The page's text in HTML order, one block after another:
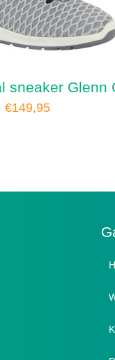
sneaker Glenn
€149,95